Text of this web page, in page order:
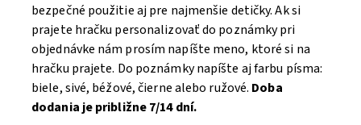
bezpečné použitie aj pre najmenšie detičky. Ak si
prajete hračku personalizovať do poznámky pri
objednávke nám prosím napíšte meno, ktoré si na
hračku prajete. Do poznámky napíšte aj farbu písma:
biele, sivé, béžové, čierne alebo ružové. Doba
dodania je približne 7/14 dní.